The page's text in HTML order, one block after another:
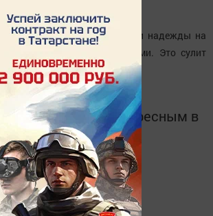
труд все перетрут.
ваши стремления, идеалы и надежды на
в резонансе с общественными. Это сулит
важным и интересным в
Татмедиа
Татарстана в
мессенджере MАХ: